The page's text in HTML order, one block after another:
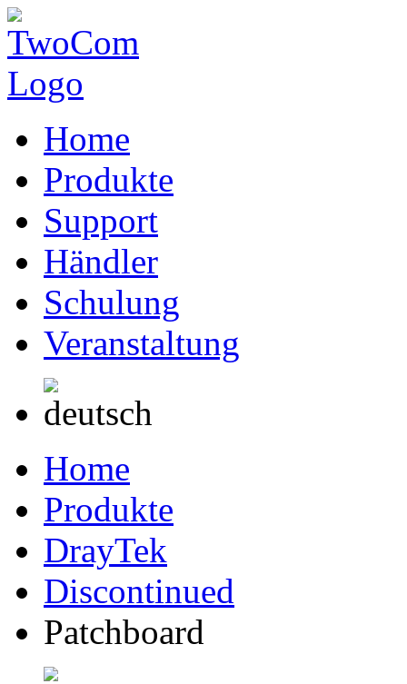
Home
Produkte
Support
Händler
Schulung
Veranstaltung
Home
Produkte
DrayTek
Discontinued
Patchboard